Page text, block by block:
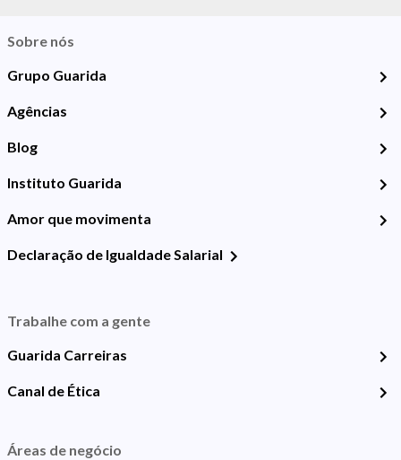
Sobre nós
Grupo Guarida
Agências
Blog
Instituto Guarida
Amor que movimenta
Declaração de Igualdade Salarial
Trabalhe com a gente
Guarida Carreiras
Canal de Ética
Áreas de negócio